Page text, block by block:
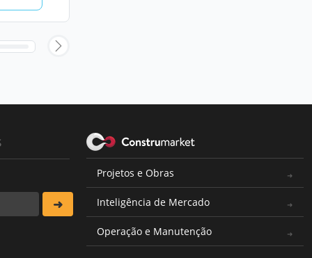
Projetos e Obras
Inteligência de Mercado
Operação e Manutenção